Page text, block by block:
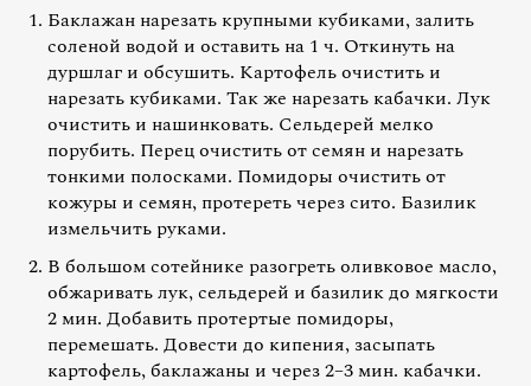
Баклажан нарезать крупными кубиками, залить
соленой водой и оставить на 1 ч. Откинуть на
дуршлаг и обсушить. Картофель очистить и
нарезать кубиками. Так же нарезать кабачки. Лук
очистить и нашинковать. Сельдерей мелко
порубить. Перец очистить от семян и нарезать
тонкими полосками. Помидоры очистить от
кожуры и семян, протереть через сито. Базилик
измельчить руками.
В большом сотейнике разогреть оливковое масло,
обжаривать лук, сельдерей и базилик до мягкости
2 мин. Добавить протертые помидоры,
перемешать. Довести до кипения, засыпать
картофель, баклажаны и через 2–3 мин. кабачки.